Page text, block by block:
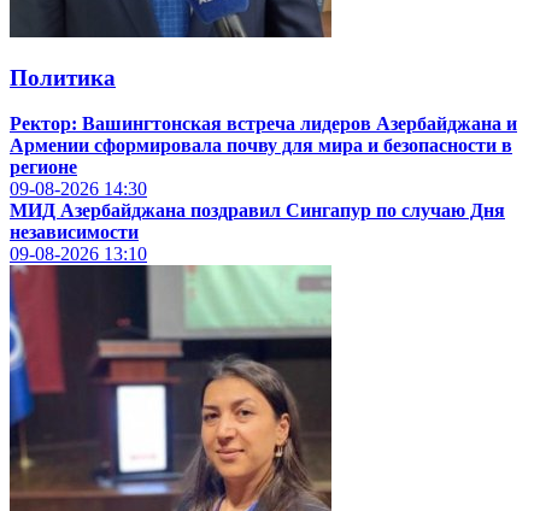
Политика
Ректор: Вашингтонская встреча лидеров Азербайджана и
Армении сформировала почву для мира и безопасности в
регионе
09-08-2026 14:30
МИД Азербайджана поздравил Сингапур по случаю Дня
независимости
09-08-2026 13:10